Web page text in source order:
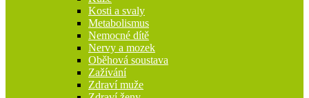
Kosti a svaly
Metabolismus
Nemocné dítě
Nervy a mozek
Oběhová soustava
Zažívání
Zdraví muže